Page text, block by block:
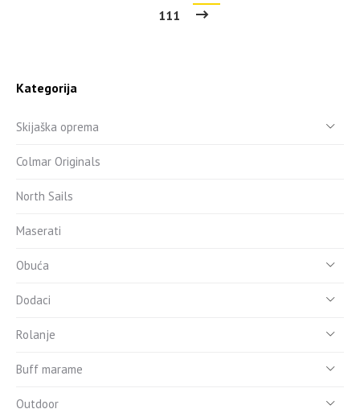
111
Kategorija
Skijaška oprema
Colmar Originals
North Sails
Maserati
Obuća
Dodaci
Rolanje
Buff marame
Outdoor